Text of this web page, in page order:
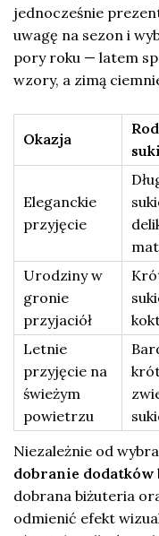
jednocześnie
uwagę na sezon i
pory roku — latem
wzory, a zimą
Okazja
Eleganckie
przyjęcie
Urodziny w
gronie
przyjaciół
Letnie
przyjęcie na
świeżym
powietrzu
Niezależnie od
dobranie dodatków
dobrana biżuteria
odmienić efekt